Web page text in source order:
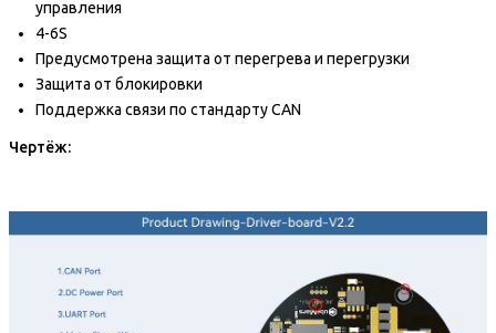
управления
4-6S
Предусмотрена защита от перегрева и перегрузки
Защита от блокировки
Поддержка связи по стандарту CAN
Чертёж: